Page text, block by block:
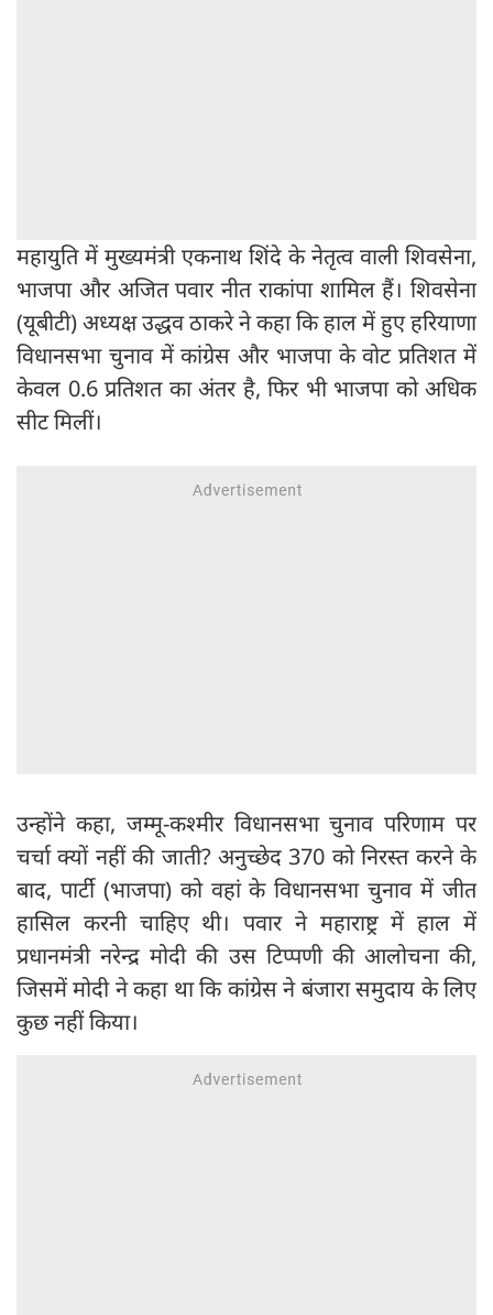
महायुति में मुख्यमंत्री एकनाथ शिंदे के नेतृत्व वाली शिवसेना,
भाजपा और अजित पवार नीत राकांपा शामिल हैं। शिवसेना
(यूबीटी) अध्यक्ष उद्धव ठाकरे ने कहा कि हाल में हुए हरियाणा
विधानसभा चुनाव में कांग्रेस और भाजपा के वोट प्रतिशत में
केवल 0.6 प्रतिशत का अंतर है, फिर भी भाजपा को अधिक
सीट मिलीं।
उन्होंने कहा, जम्मू-कश्मीर विधानसभा चुनाव परिणाम पर
चर्चा क्यों नहीं की जाती? अनुच्छेद 370 को निरस्त करने के
बाद, पार्टी (भाजपा) को वहां के विधानसभा चुनाव में जीत
हासिल करनी चाहिए थी। पवार ने महाराष्ट्र में हाल में
प्रधानमंत्री नरेन्द्र मोदी की उस टिप्पणी की आलोचना की,
जिसमें मोदी ने कहा था कि कांग्रेस ने बंजारा समुदाय के लिए
कुछ नहीं किया।